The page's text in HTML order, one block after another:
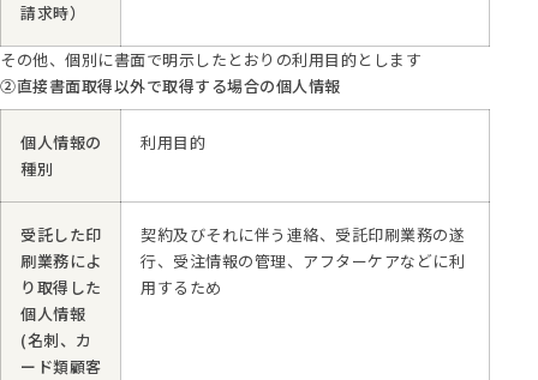
請求時）
その他、個別に書面で明示したとおりの利用目的とします
②直接書面取得以外で取得する場合の個人情報
個人情報の
種別
利用目的
受託した印
刷業務によ
り取得した
個人情報
(名刺、カ
ード類顧客
契約及びそれに伴う連絡、受託印刷業務の遂
行、受注情報の管理、アフターケアなどに利
用するため